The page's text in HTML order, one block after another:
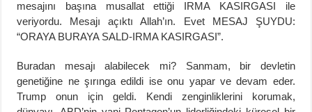
mesajını başına musallat ettiği IRMA KASIRGASI ile
veriyordu. Mesajı açıktı Allah’ın. Evet MESAJ ŞUYDU:
“ORAYA BURAYA SALD-IRMA KASIRGASI”.
Buradan mesajı alabilecek mi? Sanmam, bir devletin
genetiğine ne şırınga edildi ise onu yapar ve devam eder.
Trump onun için geldi. Kendi zenginliklerini korumak,